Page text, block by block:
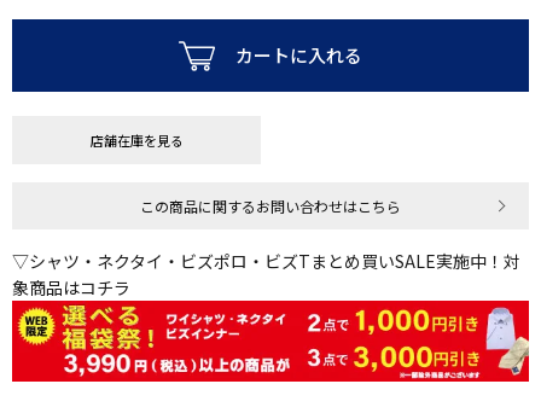
カートに入れる
店舗在庫を見る
この商品に関するお問い合わせはこちら
▽シャツ・ネクタイ・ビズポロ・ビズTまとめ買いSALE実施中！対
象商品はコチラ